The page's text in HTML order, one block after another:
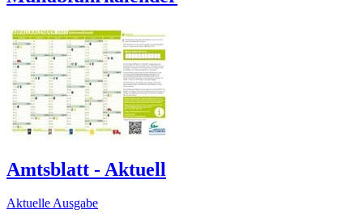
Amtsblatt - Aktuell
Aktuelle Ausgabe